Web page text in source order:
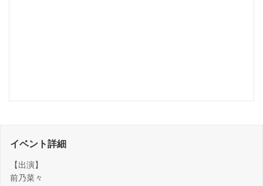
イベント詳細
【出演】
前乃菜々